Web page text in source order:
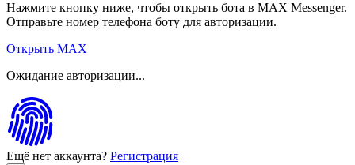
Нажмите кнопку ниже, чтобы открыть бота в MAX Messenger.
Отправьте номер телефона боту для авторизации.
Открыть MAX
Ожидание авторизации...
Ещё нет аккаунта? Регистрация